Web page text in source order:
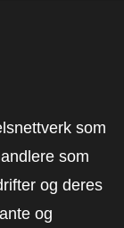
som
som
og deres
og